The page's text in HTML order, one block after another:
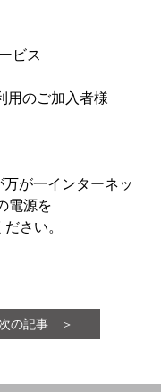
ビス
ご加入者様
が一インターネッ
電源を
さい。
次の記事 ＞